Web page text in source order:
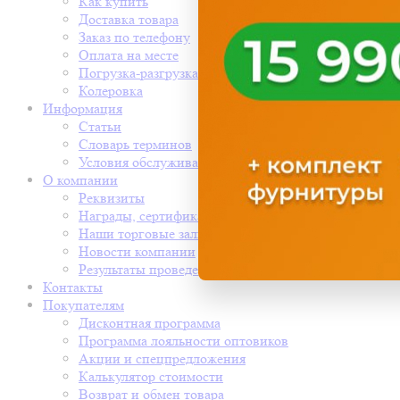
Доставка товара
Заказ по телефону
Оплата на месте
Погрузка-разгрузка
Колеровка
Информация
Статьи
Словарь терминов
Условия обслуживания
О компании
Реквизиты
Награды, сертификаты
Наши торговые залы
Новости компании
Результаты проведения СОУТ
Контакты
Покупателям
Дисконтная программа
Программа лояльности оптовиков
Акции и спецпредложения
Калькулятор стоимости
Возврат и обмен товара